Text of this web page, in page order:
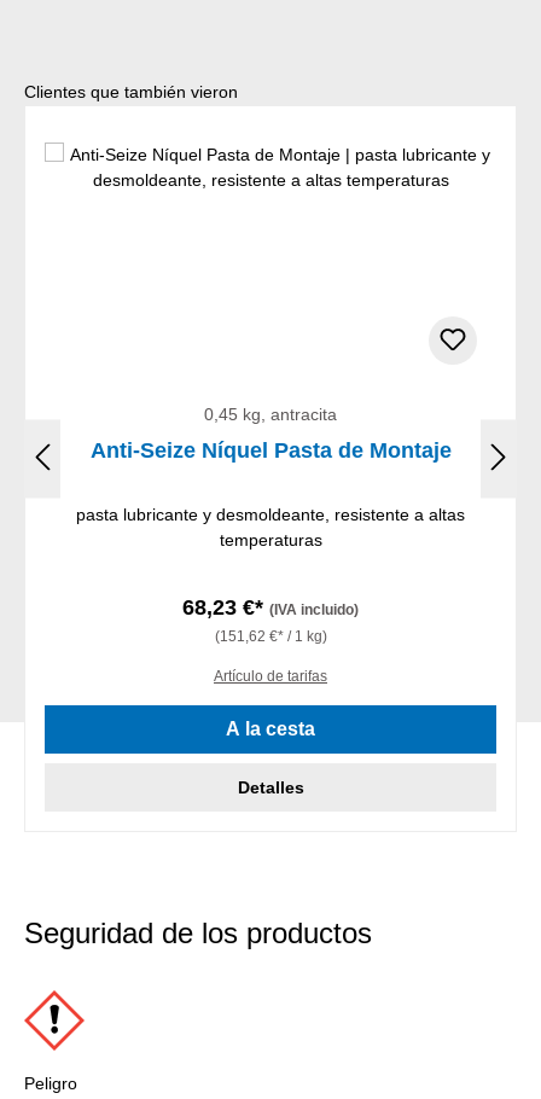
Omitir la galería de productos
Clientes que también vieron
0,45 kg, antracita
Anti-Seize Níquel Pasta de Montaje
pasta lubricante y desmoldeante, resistente a altas
temperaturas
68,23 €* (IVA incluido)
(151,62 €* / 1 kg)
Artículo de tarifas
A la cesta
Detalles
Seguridad de los productos
Peligro